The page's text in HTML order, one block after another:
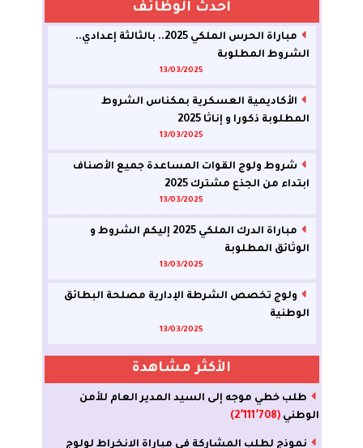
أحدث الوظائف
مباراة الحرس الملكي 2025.. بالثالثة إعدادي..
الشروط المطلوبة
13/03/2025
الأكاديمية العسكرية بمكناس الشروط
المطلوبة ذكورا و إناثا 2025
13/03/2025
شروط ولوج القوات المساعدة جميع الأصناف
ابتداء من الجذع مشترك 2025
13/03/2025
مباراة الدرك الملكي 2025 إليكم الشروط و
الوثائق المطلوبة
13/03/2025
ولوج تخصص الشرطة الإدارية مصلحة البطائق
الوطنية
13/03/2025
الأكثر مشاهدة
طلب خطي موجه إلى السيد المدير العام للأمن
الوطني (2٬111٬708)
نموذج لطلب المشاركة في مباراة الانخراط لولوج